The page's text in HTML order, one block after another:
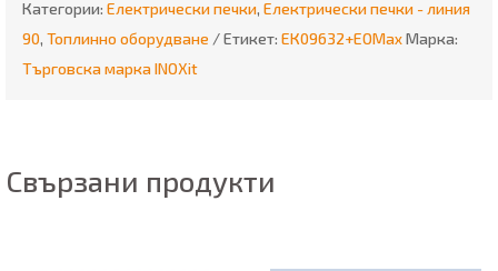
Категории: Електрически печки, Електрически печки - линия
90, Топлинно оборудване Етикет: ЕК09632+EOMaxМарка:
Търговска марка INOXit
Свързани продукти